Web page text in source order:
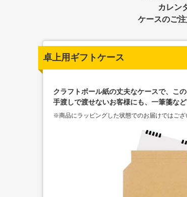
カレン
ケースのご
卓上用ギフトケース
クラフトボール紙の丈夫なケースで、こ
手渡しで渡せないお客様にも、一筆箋な
※商品にラッピングした状態でのお届けではご